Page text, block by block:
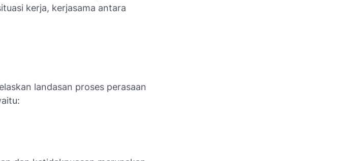
kerja, kerjasama antara
landasan proses perasaan